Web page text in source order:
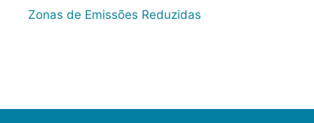
Zonas de Emissões Reduzidas